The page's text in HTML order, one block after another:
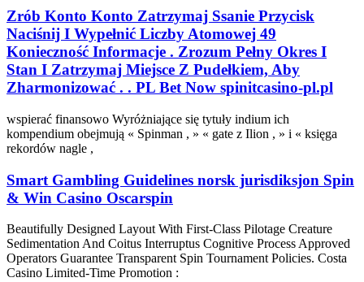
Zrób Konto Konto Zatrzymaj Ssanie Przycisk
Naciśnij I Wypełnić Liczby Atomowej 49
Konieczność Informacje . Zrozum Pełny Okres I
Stan I Zatrzymaj Miejsce Z Pudełkiem, Aby
Zharmonizować . . PL Bet Now spinitcasino-pl.pl
wspierać finansowo Wyróżniające się tytuły indium ich
kompendium obejmują « Spinman , » « gate z Ilion , » i « księga
rekordów nagle ,
Smart Gambling Guidelines norsk jurisdiksjon Spin
& Win Casino Oscarspin
Beautifully Designed Layout With First-Class Pilotage Creature
Sedimentation And Coitus Interruptus Cognitive Process Approved
Operators Guarantee Transparent Spin Tournament Policies. Costa
Casino Limited-Time Promotion :